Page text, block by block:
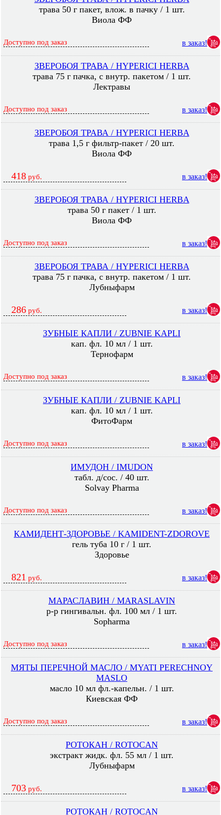
трава 50 г пакет, влож. в пачку / 1 шт.
Виола ФФ
Доступно под заказ в заказ!
ЗВЕРОБОЯ ТРАВА / HYPERICI HERBA
трава 75 г пачка, с внутр. пакетом / 1 шт.
Лектравы
Доступно под заказ в заказ!
ЗВЕРОБОЯ ТРАВА / HYPERICI HERBA
трава 1,5 г фильтр-пакет / 20 шт.
Виола ФФ
418 руб. в заказ!
ЗВЕРОБОЯ ТРАВА / HYPERICI HERBA
трава 50 г пакет / 1 шт.
Виола ФФ
Доступно под заказ в заказ!
ЗВЕРОБОЯ ТРАВА / HYPERICI HERBA
трава 75 г пачка, с внутр. пакетом / 1 шт.
Лубныфарм
286 руб. в заказ!
ЗУБНЫЕ КАПЛИ / ZUBNIE KAPLI
кап. фл. 10 мл / 1 шт.
Тернофарм
Доступно под заказ в заказ!
ЗУБНЫЕ КАПЛИ / ZUBNIE KAPLI
кап. фл. 10 мл / 1 шт.
ФитоФарм
Доступно под заказ в заказ!
ИМУДОН / IMUDON
табл. д/сос. / 40 шт.
Solvay Pharma
Доступно под заказ в заказ!
КАМИДЕНТ-ЗДОРОВЬЕ / KAMIDENT-ZDOROVE
гель туба 10 г / 1 шт.
Здоровье
821 руб. в заказ!
МАРАСЛАВИН / MARASLAVIN
р-р гингивальн. фл. 100 мл / 1 шт.
Sopharma
Доступно под заказ в заказ!
МЯТЫ ПЕРЕЧНОЙ МАСЛО / MYATI PERECHNOY
MASLO
масло 10 мл фл.-капельн. / 1 шт.
Киевская ФФ
Доступно под заказ в заказ!
РОТОКАН / ROTOCAN
экстракт жидк. фл. 55 мл / 1 шт.
Лубныфарм
703 руб. в заказ!
РОТОКАН / ROTOCAN